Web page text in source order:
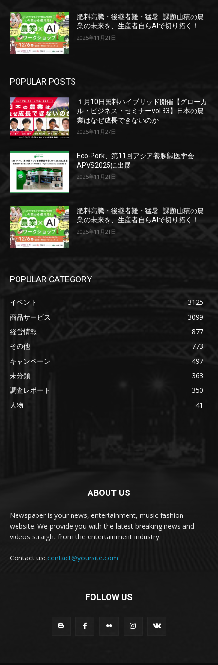
肥料高騰・後継者難・猛暑…課題山積の農
業の未来を、生産者自らAIで切り拓く！
2025年11月21日
POPULAR POSTS
１月10日無料ハイブリッド開催【グローカ
ル・ビジネス・セミナーvol.33】日本の農
業はなぜ成長できないのか
2025年11月27日
Eco-Pork、第11回アジア養豚獣医学会
APVS2025に出展
2025年11月21日
肥料高騰・後継者難・猛暑…課題山積の農
業の未来を、生産者自らAIで切り拓く！
2025年11月21日
POPULAR CATEGORY
イベント
3125
商品サービス
3099
経営情報
877
その他
773
キャンペーン
497
未分類
363
調査レポート
350
人物
41
ABOUT US
Newspaper is your news, entertainment, music fashion
website. We provide you with the latest breaking news and
videos straight from the entertainment industry.
Contact us: contact@yoursite.com
FOLLOW US